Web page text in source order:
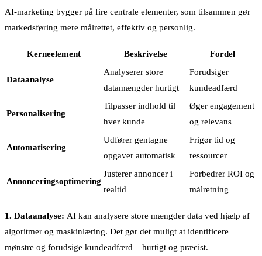
AI-marketing bygger på fire centrale elementer, som tilsammen gør
markedsføring mere målrettet, effektiv og personlig.
Kerneelement Beskrivelse Fordel
Dataanalyse
Analyserer store
datamængder hurtigt
Forudsiger
kundeadfærd
Personalisering
Tilpasser indhold til
hver kunde
Øger engagement
og relevans
Automatisering
Udfører gentagne
opgaver automatisk
Frigør tid og
ressourcer
Annonceringsoptimering
Justerer annoncer i
realtid
Forbedrer ROI og
målretning
1. Dataanalyse: AI kan analysere store mængder data ved hjælp af
algoritmer og maskinlæring. Det gør det muligt at identificere
mønstre og forudsige kundeadfærd – hurtigt og præcist.